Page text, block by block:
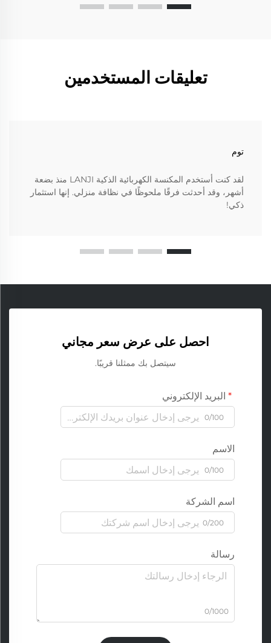
تعليقات المستخدمين
توم
لقد كنت أستخدم المكنسة الكهربائية الذكية LANJI منذ بضعة
أشهر، وقد أحدثت فرقًا ملحوظًا في نظافة منزلي. إنها استثمار
ذكي!
احصل على عرض سعر مجاني
سيتصل بك ممثلنا قريبًا.
البريد الإلكتروني
0/100
الاسم
0/100
اسم الشركة
0/200
رسالة
0/1000